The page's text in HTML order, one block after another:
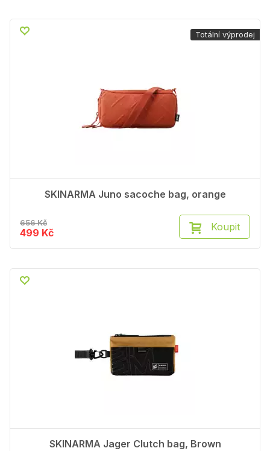
SKINARMA Juno sacoche bag, orange
656 Kč
499 Kč Koupit
Totální výprodej
SKINARMA Jager Clutch bag, Brown